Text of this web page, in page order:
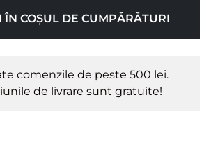
ÎN COȘUL DE CUMPĂRĂTURI
comenzile de peste 500 lei.
de livrare sunt gratuite!